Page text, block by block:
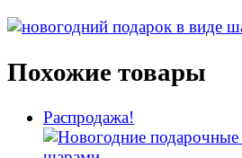
Похожие товары
Распродажа!